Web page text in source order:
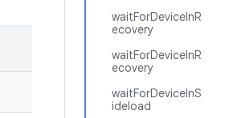
waitForDeviceInR
ecovery
waitForDeviceInR
ecovery
waitForDeviceInS
ideload